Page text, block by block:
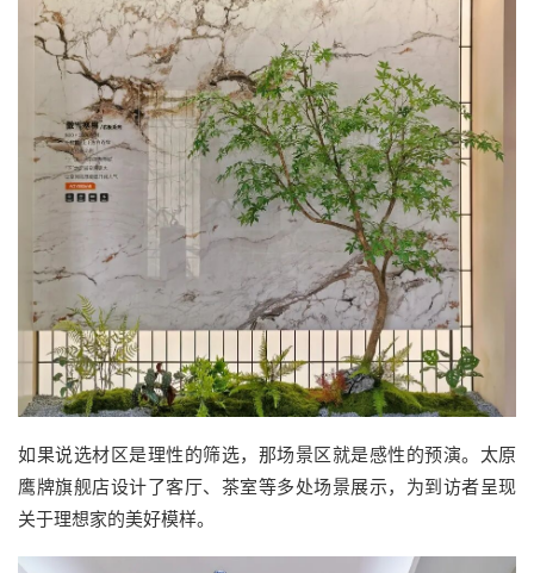
如果说选材区是理性的筛选，那场景区就是感性的预演。太原
鹰牌旗舰店设计了客厅、茶室等多处场景展示，为到访者呈现
关于理想家的美好模样。